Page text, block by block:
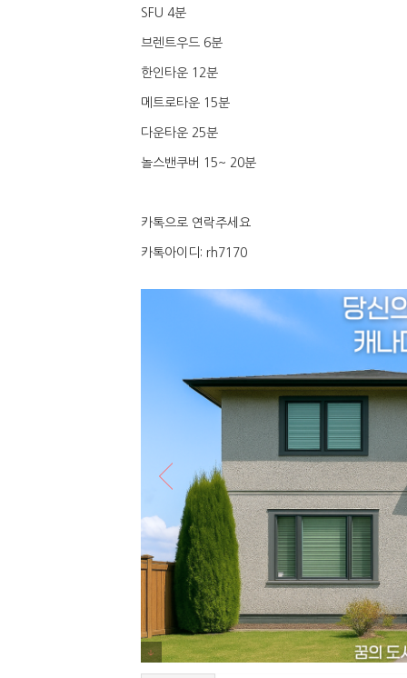
SFU 4분
브렌트우드 6분
한인타운 12분
메트로타운 15분
다운타운 25분
놀스밴쿠버 15~ 20분
카톡으로 연락주세요
카톡아이디: rh7170